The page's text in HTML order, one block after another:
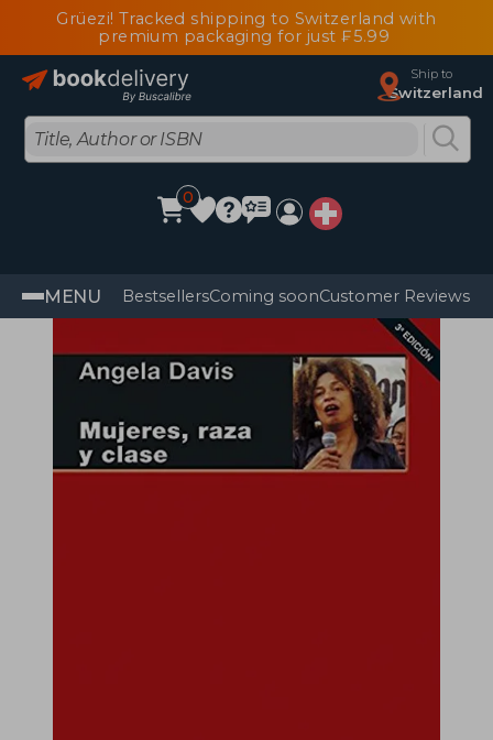
Grüezi! Tracked shipping to Switzerland with
premium packaging for just ₣5.99
Ship to
Switzerland
0
MENU BestsellersComing soonCustomer Reviews